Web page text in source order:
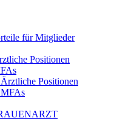
für Mitglieder
Positionen
Positionen
MFAs